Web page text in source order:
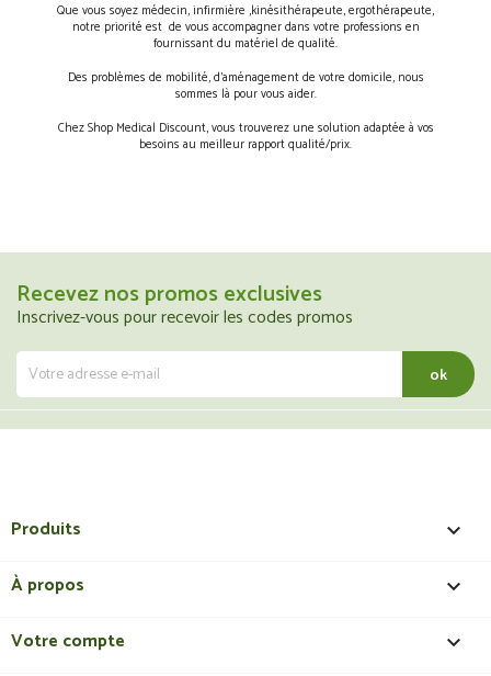
Que vous soyez médecin, infirmière ,kinésithérapeute, ergothérapeute,
notre priorité est de vous accompagner dans votre professions en
fournissant du matériel de qualité.
Des problèmes de mobilité, d’aménagement de votre domicile, nous
sommes là pour vous aider.
Chez Shop Medical Discount, vous trouverez une solution adaptée à vos
besoins au meilleur rapport qualité/prix.
Recevez nos promos exclusives
Inscrivez-vous pour recevoir les codes promos
Produits 
À propos 
Votre compte 